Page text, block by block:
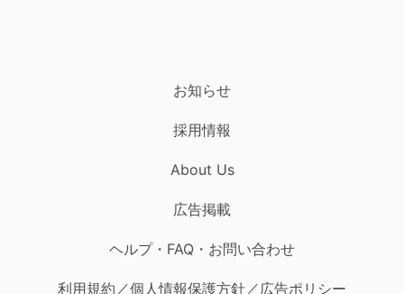
お知らせ
採用情報
About Us
広告掲載
ヘルプ・FAQ・お問い合わせ
利用規約／個人情報保護方針／広告ポリシー